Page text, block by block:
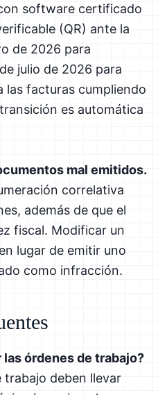
software certificado
(QR) ante la
de 2026 para
julio de 2026 para
las facturas cumpliendo
es automática
mal emitidos.
correlativa
además de que el
fiscal. Modificar un
lugar de emitir uno
como infracción.
órdenes de trabajo?
trabajo deben llevar